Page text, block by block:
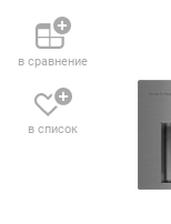
в сравнение
в список